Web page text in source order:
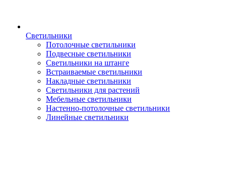
Светильники
Потолочные светильники
Подвесные светильники
Светильники на штанге
Встраиваемые светильники
Накладные светильники
Светильники для растений
Мебельные светильники
Настенно-потолочные светильники
Линейные светильники